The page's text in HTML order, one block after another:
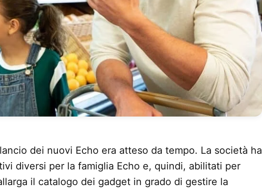
dei nuovi Echo era atteso da tempo. La società ha
diversi per la famiglia Echo e, quindi, abilitati per
il catalogo dei gadget in grado di gestire la